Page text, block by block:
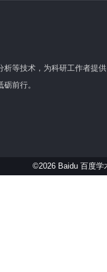
析等技术，为科研工作者提供
前行。
©2026 Baidu 百度学